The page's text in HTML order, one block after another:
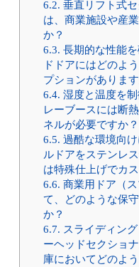
6.2. 垂直リフト式
は、商業施設や産
か？
6.3. 長期的な性能
ドドアにはどのよ
プションがありま
6.4. 湿度と温度を
レーブースには断
ネルが必要ですか？
6.5. 過酷な環境向
ルドアをステンレ
は特殊仕上げでカ
6.6. 商業用ドア（
て、どのような保
か？
6.7. スライディン
ーヘッドセクショ
庫においてどのよ